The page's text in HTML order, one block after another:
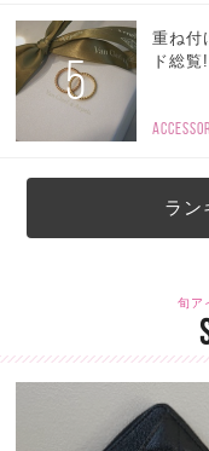
5
重ね付
ド総覧!
ラン
旬ア